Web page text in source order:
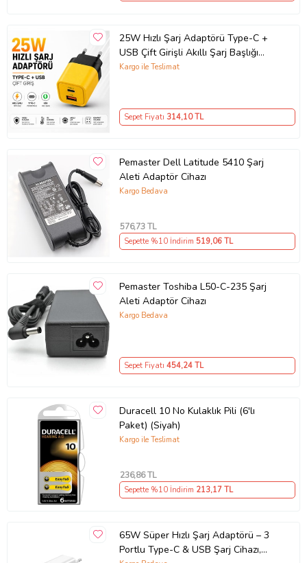
25W Hızlı Şarj Adaptörü Type-C +
USB Çift Girişli Akıllı Şarj Başlığı
Kompakt Tasarım
Kargo ile Teslimat
Sepet Fiyatı 314,10 TL
Pemaster Dell Latitude 5410 Şarj
Aleti Adaptör Cihazı
Kargo Bedava
576,73 TL
Sepette %10 İndirim 519,06 TL
Pemaster Toshiba L50-C-235 Şarj
Aleti Adaptör Cihazı
Kargo Bedava
Sepet Fiyatı 454,24 TL
Duracell 10 No Kulaklık Pili (6'lı
Paket) (Siyah)
Kargo ile Teslimat
236,86 TL
Sepette %10 İndirim 213,17 TL
65W Süper Hızlı Şarj Adaptörü – 3
Portlu Type-C & USB Şarj Cihazı,